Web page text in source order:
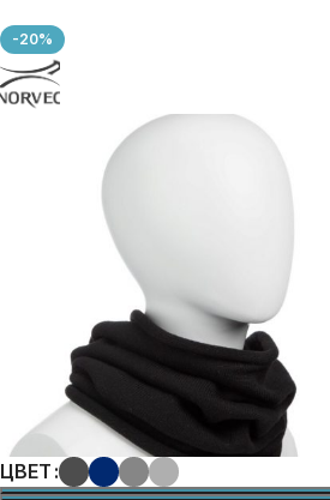
-20%
ЦВЕТ